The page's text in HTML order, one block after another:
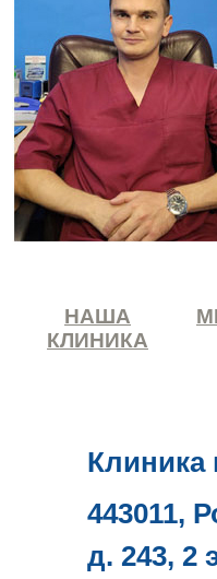
НАША
КЛИНИКА
Клиника
443011,
д. 243, 2